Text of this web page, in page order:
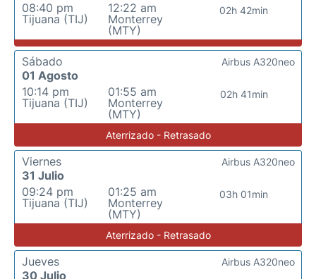
08:40 pm
Tijuana (TIJ)
12:22 am
Monterrey
(MTY)
02h 42min
Sábado
01 Agosto
10:14 pm
Tijuana (TIJ)
01:55 am
Monterrey
(MTY)
02h 41min
Airbus A320neo
Aterrizado - Retrasado
Viernes
31 Julio
09:24 pm
Tijuana (TIJ)
01:25 am
Monterrey
(MTY)
03h 01min
Airbus A320neo
Aterrizado - Retrasado
Jueves
30 Julio
Airbus A320neo